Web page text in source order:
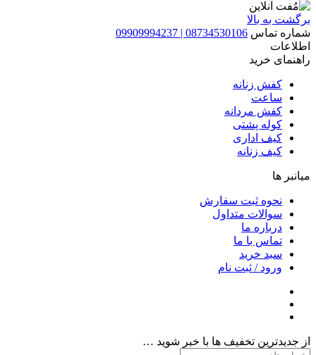
برگشت به بالا
شماره تماس 08734530106 | 09909994237
اطلاعات
راهنمای خرید
کفش زنانه
ساعت
کفش مردانه
کوله پشتی
کیف اداری
کیف زنانه
میانبر ها
نحوه ثبت سفارش
سوالات متداول
درباره ما
تماس با ما
سبد خرید
ورود / ثبت نام
از جدیدترین تخفیف ها با خبر شوید …